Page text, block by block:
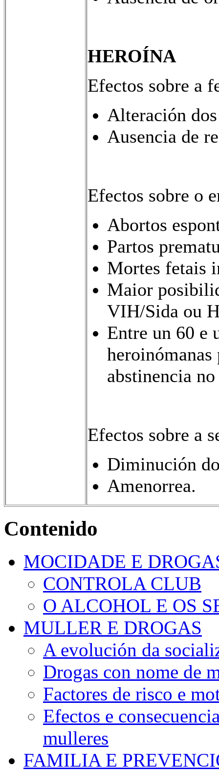
HEROÍNA
Efectos sobre a
Alteración
Ausencia de
Efectos sobre o
Abortos
Partos
Mortes fetais
Maior
VIH/Sida ou
Entre un 60 e
heroinómanas
abstinencia
Efectos sobre a
Diminución
Amenorrea.
Contenido
MOCIDADE E
CONTROLA CLUB
O ALCOHOL E OS
MULLER E DROGAS
A evolución da
Drogas con nome de
Factores de risco e
Efectos e
mulleres
FAMILIA E